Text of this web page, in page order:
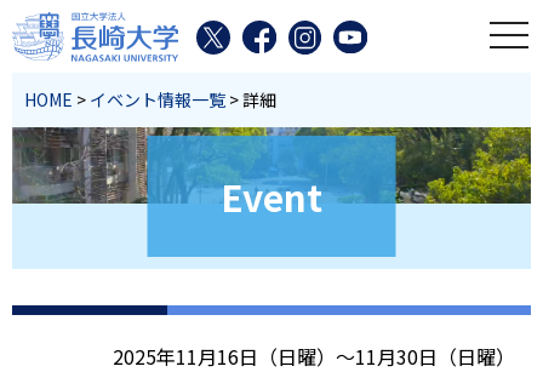
HOME > イベント情報一覧 > 詳細
Event
2025年11月16日（日曜）～11月30日（日曜）